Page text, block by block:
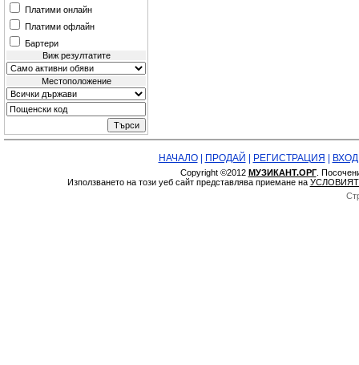
Платими онлайн
Платими офлайн
Бартери
Виж резултатите
Местоположение
НАЧАЛО| ПРОДАЙ РЕГИСТРАЦИЯ ВХОД
Copyright ©2012 МУЗИКАНТ.ОРГ.
Използването на този уеб сайт представлява приемане на